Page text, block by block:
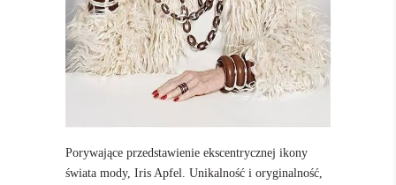
Porywające przedstawienie ekscentrycznej ikony
świata mody, Iris Apfel. Unikalność i oryginalność,